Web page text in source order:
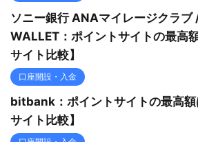
ソニー銀行 ANAマイレージクラ
WALLET：ポイントサイトの最高
サイト比較】
口座開設・入金
bitbank：ポイントサイトの最高額
サイト比較】